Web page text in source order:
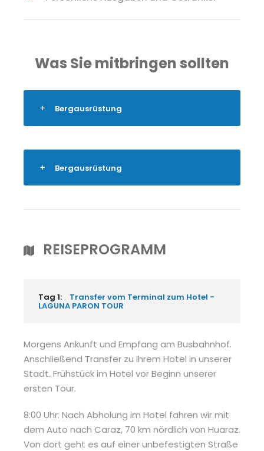
Was Sie mitbringen sollten
Bergausrüstung
Bergausrüstung
REISEPROGRAMM
Tag 1: Transfer vom Terminal zum Hotel -
LAGUNA PARON TOUR
Morgens Ankunft und Empfang am Busbahnhof.
Anschließend Transfer zu Ihrem Hotel in unserer
Stadt. Frühstück im Hotel vor Beginn unserer
ersten Tour.
8:00 Uhr: Nach Abholung im Hotel fahren wir mit
dem Auto nach Caraz, 70 km nördlich von Huaraz.
Von dort geht es auf einer unbefestigten Straße